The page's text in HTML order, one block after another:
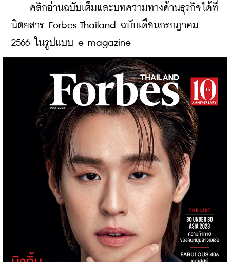
คลิกอ่านฉบับเต็มและบทความทางด้านธุรกิจได้ที่
นิตยสาร Forbes Thailand ฉบับเดือนกรกฎาคม
2566 ในรูปแบบ e-magazine